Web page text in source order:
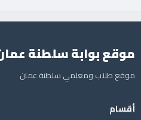
موقع بوابة سلطنة
موقع طلاب ومعلمي سلطنة عمان
أقسام